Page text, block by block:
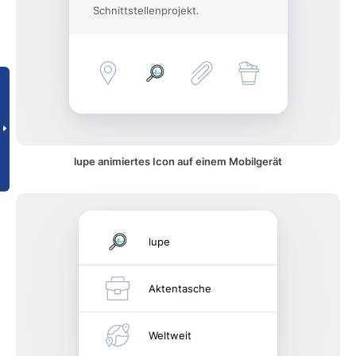
Schnittstellenprojekt.
lupe animiertes Icon auf einem Mobilgerät
lupe
Aktentasche
Weltweit